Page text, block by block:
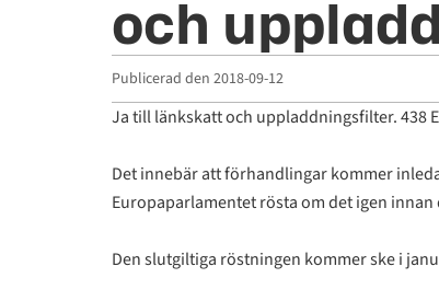
och
Publicerad den 2018-09-12
Ja till länkskatt och uppladdningsfilter. 438
Det innebär att förhandlingar kommer
Europaparlamentet rösta om det igen innan
Den slutgiltiga röstningen kommer ske i